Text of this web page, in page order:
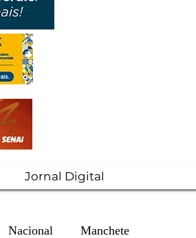
Jornal Digital
Nacional Manchete